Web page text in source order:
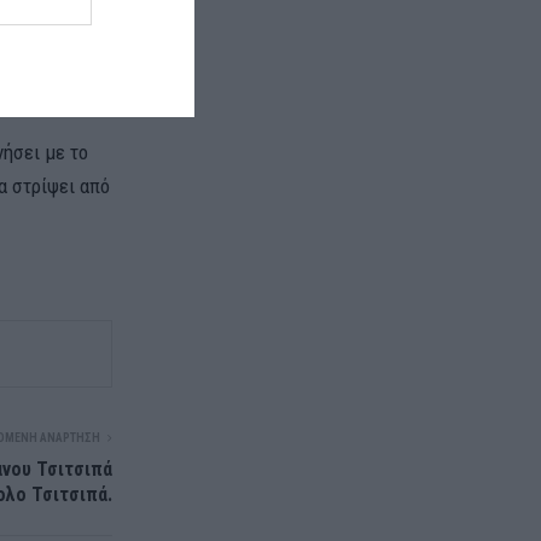
την
με το
στρίψει από
ΑΝΆΡΤΗΣΗ
Τσιτσιπά
Τσιτσιπά.